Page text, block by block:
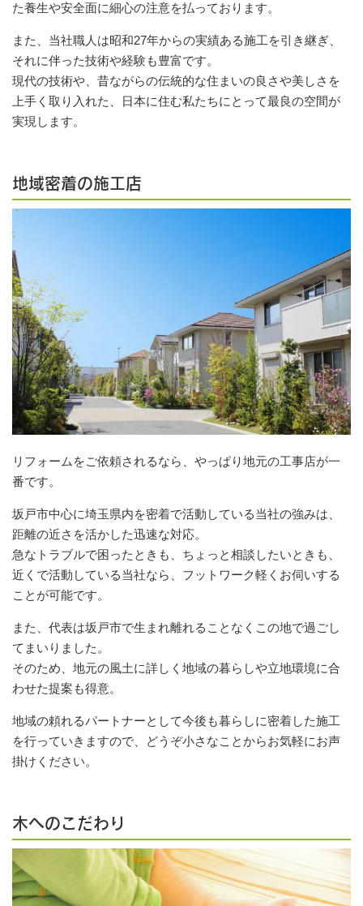
た養生や安全面に細心の注意を払っております。
また、当社職人は昭和27年からの実績ある施工を引き継ぎ、
それに伴った技術や経験も豊富です。
現代の技術や、昔ながらの伝統的な住まいの良さや美しさを
上手く取り入れた、日本に住む私たちにとって最良の空間が
実現します。
地域密着の施工店
リフォームをご依頼されるなら、やっぱり地元の工事店が一
番です。
坂戸市中心に埼玉県内を密着で活動している当社の強みは、
距離の近さを活かした迅速な対応。
急なトラブルで困ったときも、ちょっと相談したいときも、
近くで活動している当社なら、フットワーク軽くお伺いする
ことが可能です。
また、代表は坂戸市で生まれ離れることなくこの地で過ごし
てまいりました。
そのため、地元の風土に詳しく地域の暮らしや立地環境に合
わせた提案も得意。
地域の頼れるパートナーとして今後も暮らしに密着した施工
を行っていきますので、どうぞ小さなことからお気軽にお声
掛けください。
木へのこだわり